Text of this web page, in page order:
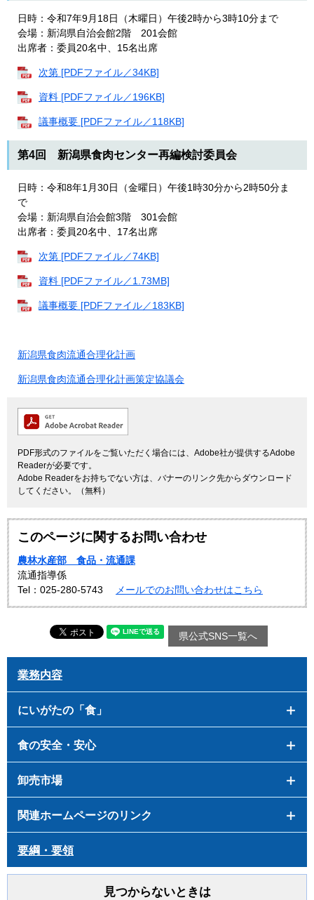
日時：令和7年9月18日（木曜日）午後2時から3時10分まで
会場：新潟県自治会館2階 201会館
出席者：委員20名中、15名出席
次第 [PDFファイル／34KB]
資料 [PDFファイル／196KB]
議事概要 [PDFファイル／118KB]
第4回 新潟県食肉センター再編検討委員会
日時：令和8年1月30日（金曜日）午後1時30分から2時50分ま
で
会場：新潟県自治会館3階 301会館
出席者：委員20名中、17名出席
次第 [PDFファイル／74KB]
資料 [PDFファイル／1.73MB]
議事概要 [PDFファイル／183KB]
新潟県食肉流通合理化計画
新潟県食肉流通合理化計画策定協議会
PDF形式のファイルをご覧いただく場合には、Adobe社が提供するAdobe
Readerが必要です。
Adobe Readerをお持ちでない方は、バナーのリンク先からダウンロード
してください。（無料）
このページに関するお問い合わせ
農林水産部 食品・流通課
流通指導係
Tel：025-280-5743
メールでのお問い合わせはこちら
県公式SNS一覧へ
業務内容
にいがたの「食」
食の安全・安心
卸売市場
関連ホームページのリンク
要綱・要領
見つからないときは